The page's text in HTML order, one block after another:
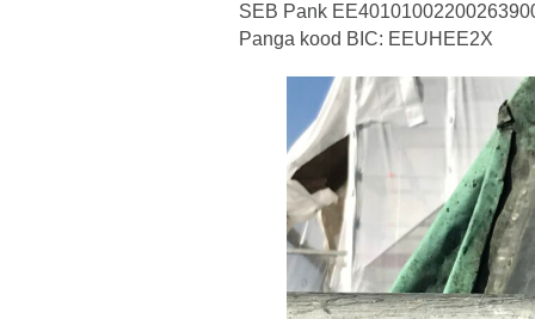
SEB Pank
Panga kood BIC: EEUHEE2X